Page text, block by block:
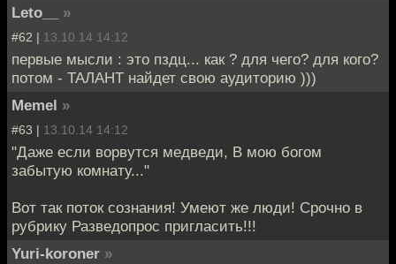
Leto__
»
#62 | 13.10.14 14:12
первые мысли : это пздц... как ? для чего? для кого?
потом - ТАЛАНТ найдет свою аудиторию )))
Memel »
#63 | 13.10.14 14:12
"Даже если ворвутся медведи, В мою богом
забытую комнату..."
Вот так поток сознания! Умеют же люди! Срочно в
рубрику Разведопрос пригласить!!!
Yuri-koroner »